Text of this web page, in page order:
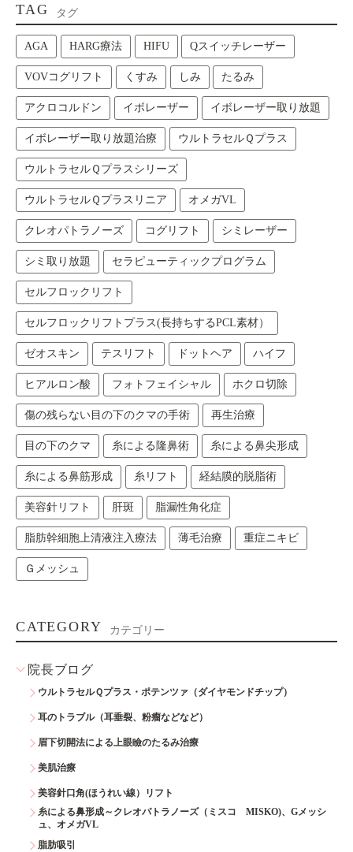
TAG タグ
AGA HARG療法 HIFU Qスイッチレーザー
VOVコグリフト くすみ しみ たるみ
アクロコルドン イボレーザー イボレーザー取り放題
イボレーザー取り放題治療 ウルトラセルＱプラス
ウルトラセルＱプラスシリーズ
ウルトラセルＱプラスリニア オメガVL
クレオパトラノーズ コグリフト シミレーザー
シミ取り放題 セラピューティックプログラム
セルフロックリフト
セルフロックリフトプラス(長持ちするPCL素材）
ゼオスキン テスリフト ドットヘア ハイフ
ヒアルロン酸 フォトフェイシャル ホクロ切除
傷の残らない目の下のクマの手術 再生治療
目の下のクマ 糸による隆鼻術 糸による鼻尖形成
糸による鼻筋形成 糸リフト 経結膜的脱脂術
美容針リフト 肝斑 脂漏性角化症
脂肪幹細胞上清液注入療法 薄毛治療 重症ニキビ
Ｇメッシュ
CATEGORY カテゴリー
院長ブログ
ウルトラセルＱプラス・ポテンツァ（ダイヤモンドチップ）
耳のトラブル（耳垂裂、粉瘤などなど）
眉下切開法による上眼瞼のたるみ治療
美肌治療
美容針口角(ほうれい線）リフト
糸による鼻形成～クレオパトラノーズ（ミスコ MISKO)、Gメッシ
ュ、オメガVL
脂肪吸引